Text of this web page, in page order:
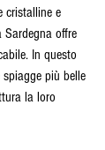
cristalline e
offre
In questo
più belle
la loro